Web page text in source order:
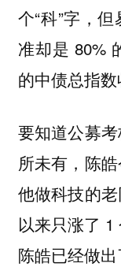
个“科”字，
准却是 80%
的中债总指数
要知道公募
所未有，陈
他做科技的
以来只涨了 1
陈皓已经做出